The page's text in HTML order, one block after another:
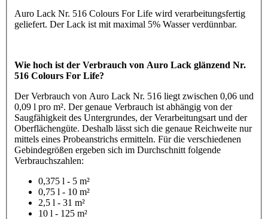
Auro Lack Nr. 516 Colours For Life wird verarbeitungsfertig
geliefert. Der Lack ist mit maximal 5% Wasser verdünnbar.
Wie hoch ist der Verbrauch von Auro Lack glänzend Nr.
516 Colours For Life?
Der Verbrauch von Auro Lack Nr. 516 liegt zwischen 0,06 und
0,09 l pro m². Der genaue Verbrauch ist abhängig von der
Saugfähigkeit des Untergrundes, der Verarbeitungsart und der
Oberflächengüte. Deshalb lässt sich die genaue Reichweite nur
mittels eines Probeanstrichs ermitteln. Für die verschiedenen
Gebindegrößen ergeben sich im Durchschnitt folgende
Verbrauchszahlen:
0,375 l - 5 m²
0,75 l - 10 m²
2,5 l - 31 m²
10 l - 125 m²